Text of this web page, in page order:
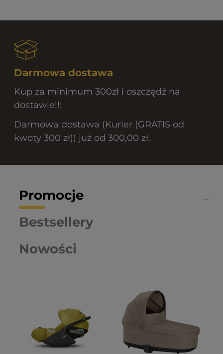
Darmowa dostawa
Kup za minimum 300zł i oszczędź na
dostawie!!!
Darmowa dostawa (Kurier (GRATIS od
kwoty 300 zł)) już od 300,00 zł.
Promocje
Nowości
Bestsellery